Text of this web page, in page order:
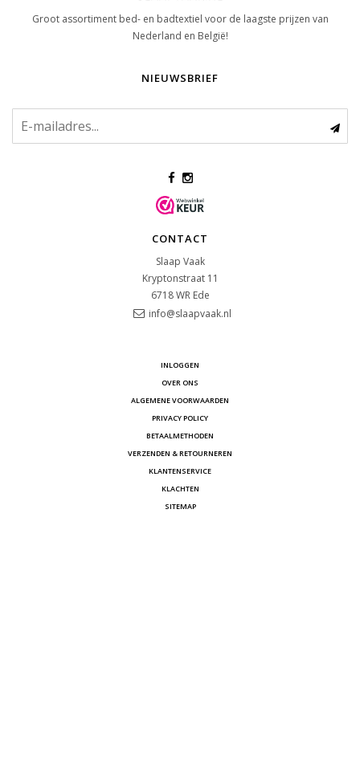
Groot assortiment bed- en badtextiel voor de laagste prijzen van
Nederland en België!
NIEUWSBRIEF
CONTACT
Slaap Vaak
Kryptonstraat 11
6718 WR Ede
info@slaapvaak.nl
INLOGGEN
OVER ONS
ALGEMENE VOORWAARDEN
PRIVACY POLICY
BETAALMETHODEN
VERZENDEN & RETOURNEREN
KLANTENSERVICE
KLACHTEN
SITEMAP